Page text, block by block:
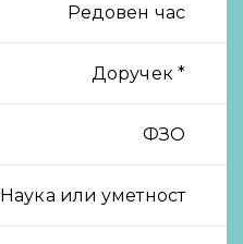
Редовен час
Доручек *
ФЗО
Наука или уметност